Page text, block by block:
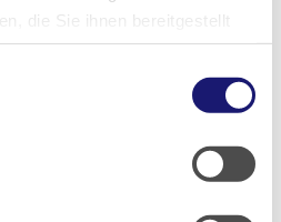
die Sie ihnen bereitgestellt
Ihrer Nutzung der Dienste